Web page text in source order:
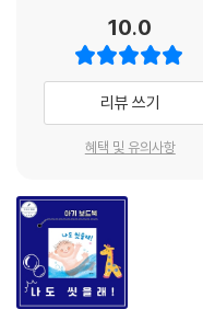
10.0
리뷰 쓰기
혜택 및 유의사항